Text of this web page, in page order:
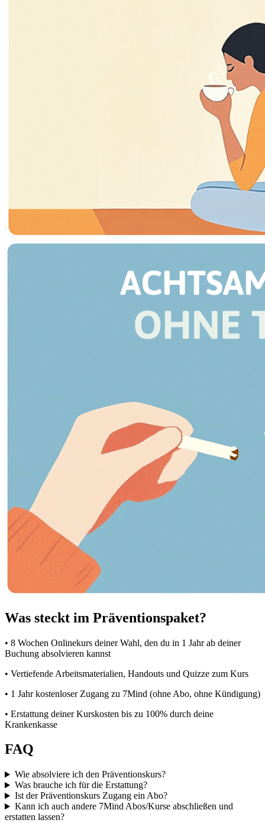
Was steckt im Präventionspaket?
• 8 Wochen Onlinekurs deiner Wahl, den du in 1 Jahr ab deiner
Buchung absolvieren kannst
• Vertiefende Arbeitsmaterialien, Handouts und Quizze zum Kurs
• 1 Jahr kostenloser Zugang zu 7Mind (ohne Abo, ohne Kündigung)
• Erstattung deiner Kurskosten bis zu 100% durch deine
Krankenkasse
FAQ
Wie absolviere ich den Präventionskurs?
Was brauche ich für die Erstattung?
Ist der Präventionskurs Zugang ein Abo?
Kann ich auch andere 7Mind Abos/Kurse abschließen und
erstatten lassen?